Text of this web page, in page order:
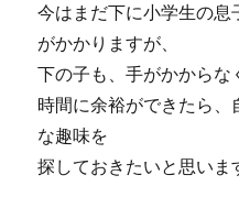
今はまだ下に小学生の
がかかりますが、
下の子も、手がかからな
時間に余裕ができたら、
な趣味を
探しておきたいと思いま